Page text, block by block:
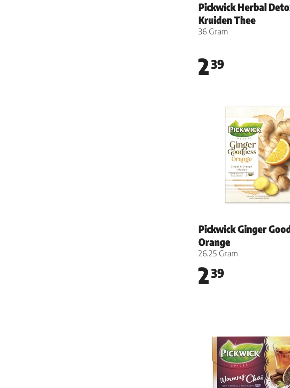
Pickwick Herbal
Kruiden Thee
36 Gram
239
Pickwick Ginger
Orange
26.25 Gram
239